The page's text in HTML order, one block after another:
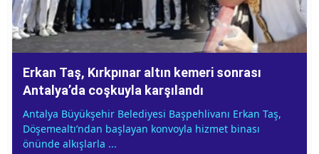
Erkan Taş, Kırkpınar altın kemeri sonrası
Antalya’da coşkuyla karşılandı
Antalya Büyükşehir Belediyesi Başpehlivanı Erkan Taş,
Döşemealtı’ndan başlayan konvoyla hizmet binası
önünde alkışlarla ...